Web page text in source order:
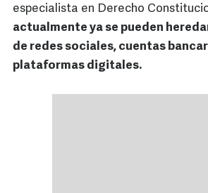
especialista en Derecho
actualmente ya se pueden
de redes sociales, cuentas
plataformas digitales.